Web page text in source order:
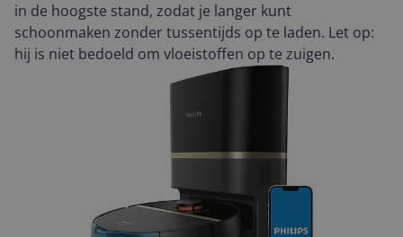
in de hoogste stand, zodat je langer kunt
schoonmaken zonder tussentijds op te laden. Let op:
hij is niet bedoeld om vloeistoffen op te zuigen.